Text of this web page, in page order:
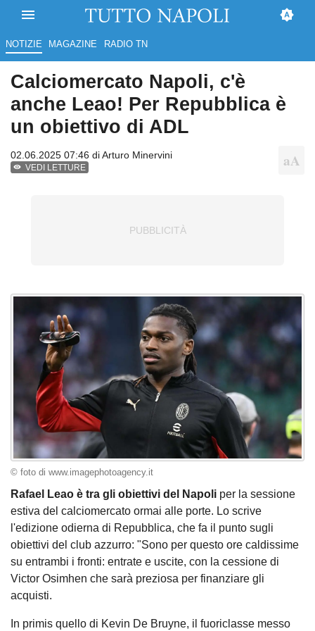
NOTIZIE MAGAZINE RADIO TN
Calciomercato Napoli, c'è
anche Leao! Per Repubblica è
un obiettivo di ADL
02.06.2025 07:46 diArturo Minervini
VEDI LETTURE
© foto di www.imagephotoagency.it
Rafael Leao è tra gli obiettivi del Napoli per la sessione
estiva del calciomercato ormai alle porte. Lo scrive
l'edizione odierna di Repubblica, che fa il punto sugli
obiettivi del club azzurro: "Sono per questo ore caldissime
su entrambi i fronti: entrate e uscite, con la cessione di
Victor Osimhen che sarà preziosa per finanziare gli
acquisti.
In primis quello di Kevin De Bruyne, il fuoriclasse messo